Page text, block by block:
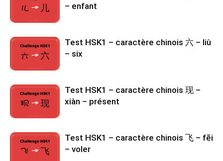
– enfant
Test HSK1 – caractère chinois 六 – liù
– six
Test HSK1 – caractère chinois 现 –
xiàn – présent
Test HSK1 – caractère chinois 飞 – fēi
– voler